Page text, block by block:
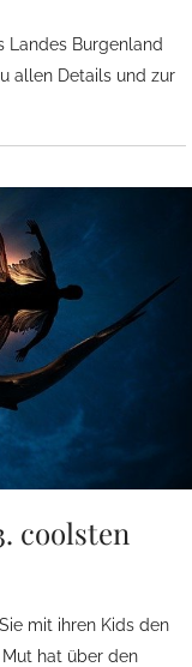
Landes Burgenland
allen Details und zur
coolsten
mit ihren Kids den
hat über den